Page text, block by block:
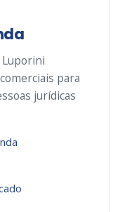
para
jurídicas